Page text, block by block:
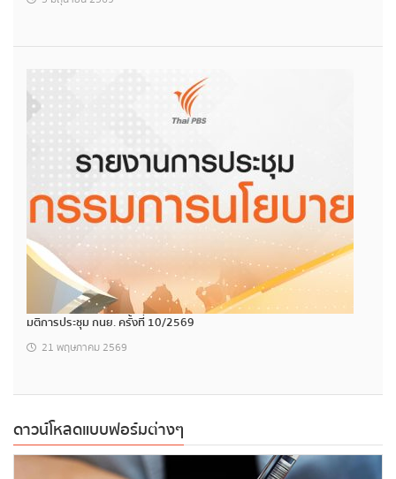
มติการประชุม กนย. ครั้งที่ 10/2569
21 พฤษภาคม 2569
ดาวน์โหลดแบบฟอร์มต่างๆ